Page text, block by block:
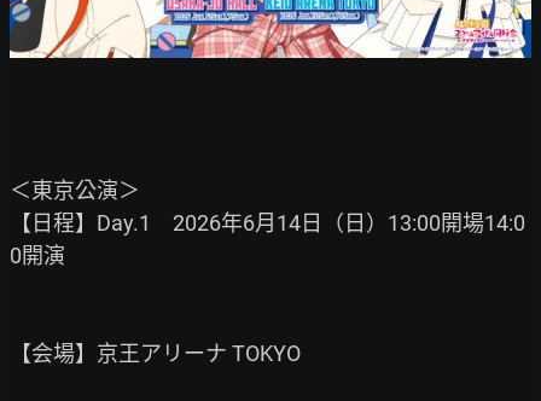
＜東京公演＞
【日程】Day.1　2026年6月14日（日）13:00開場14:0
0開演
【会場】京王アリーナ TOKYO